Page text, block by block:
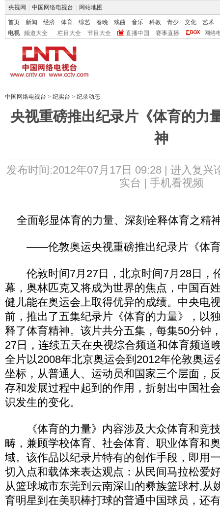
央视网 中国网络电视台 网站地图
首页 新闻 经济 体育 综艺 春晚 戏曲 音乐 科教 青少 文化
艺术
电视
频道大全 栏目大全 节目大全 直播中国 赛事直播 网络
中国网络电视台 > 纪实台 > 纪录动态
央视重磅推出纪录片《体育的力
神
发布时间:2012年07月17日 09:28 | 进入复兴
实台 | 手机看视频
全面彰显体育的力量、深刻诠释体育之精
——伦敦奥运央视重磅推出纪录片《体育
伦敦时间7月27日，北京时间7月28日，
幕，奥林匹克又将成为世界的焦点，中国百
健儿能在奥运会上取得优异的成绩。中央电
前，推出了五集纪录片《体育的力量》，以
释了体育精神。该片共分五集，每集50分钟
27日，连续五天在央视综合频道和体育频道
全片以2008年北京奥运会到2012年伦敦奥运
坐标，从普通人、运动员和国家三个层面，
存和发展过程中起到的作用，折射出中国社
识发生的变化。
《体育的力量》内容涉及大众体育和竞
畴，兼顾学校体育、社会体育、职业体育和
域。该作品以纪录片特有的创作手段，即用
切入点和载体来表达观点：从民间马拉松爱
从篮球城市东莞到云南深山的彝族篮球村,从
育明星到在美职棒打球的普通中国球员，还